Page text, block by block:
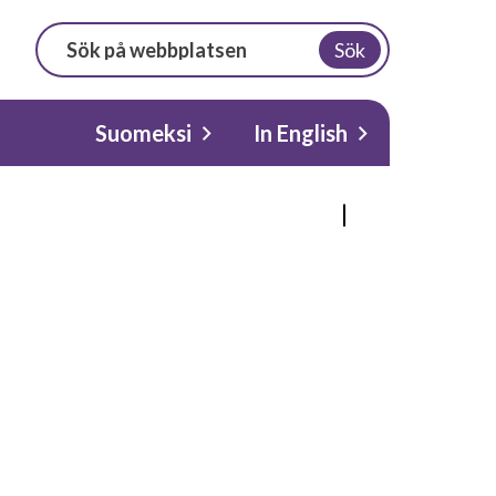
Sök
Suomeksi In English